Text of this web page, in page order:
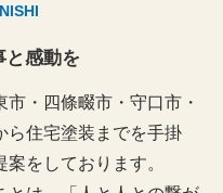
と感動を
・四條畷市・守口市・
ら住宅塗装までを手掛
をしております。